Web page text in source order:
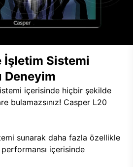
İşletim Sistemi
Deneyim
içerisinde hiçbir şekilde
bulamazsınız! Casper L20
sunarak daha fazla özellikle
içerisinde